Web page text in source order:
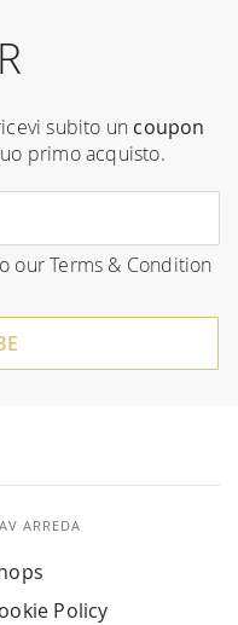
subito un coupon
primo acquisto.
ourTerms & Condition
ARREDA
Policy